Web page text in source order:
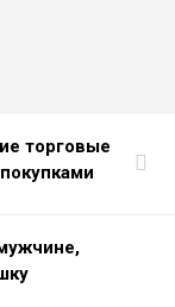
торговые